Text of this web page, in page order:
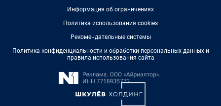
Информация об ограничениях
Политика использования cookies
Рекомендательные системы
Политика конфиденциальности и обработки персональных данных и
правила использования сайта